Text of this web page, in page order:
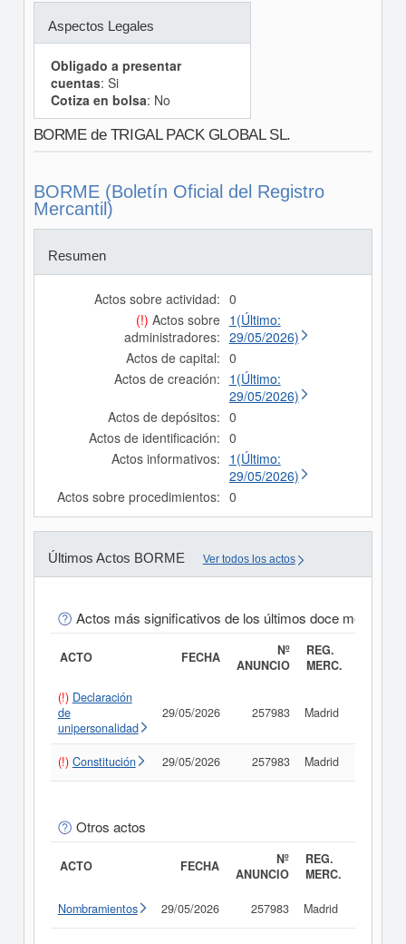
Aspectos Legales
Obligado a presentar
cuentas: Si
Cotiza en bolsa: No
BORME de TRIGAL PACK GLOBAL SL.
BORME (Boletín Oficial del Registro
Mercantil)
Resumen
Actos sobre actividad: 0
(!) Actos sobre
administradores:
1(Último:
29/05/2026)
Actos de capital: 0
Actos de creación: 1(Último:
29/05/2026)
Actos de depósitos: 0
Actos de identificación: 0
Actos informativos: 1(Último:
29/05/2026)
Actos sobre procedimientos: 0
Últimos Actos BORME Ver todos los actos
Actos más significativos de los últimos doce meses
ACTO FECHA
Nº
ANUNCIO
REG.
MERC.
(!) Declaración
de
unipersonalidad
29/05/2026 257983 Madrid
(!) Constitución 29/05/2026 257983 Madrid
Otros actos
ACTO FECHA
Nº
ANUNCIO
REG.
MERC.
Nombramientos 29/05/2026 257983 Madrid